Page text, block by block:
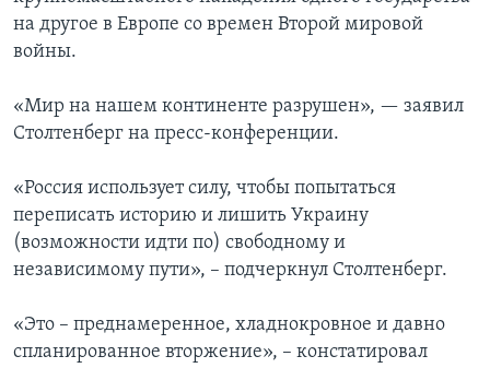
на другое в Европе со времен Второй мировой
войны.
«Мир на нашем континенте разрушен», — заявил
Столтенберг на пресс-конференции.
«Россия использует силу, чтобы попытаться
переписать историю и лишить Украину
(возможности идти по) свободному и
независимому пути», – подчеркнул Столтенберг.
«Это – преднамеренное, хладнокровное и давно
спланированное вторжение», – констатировал